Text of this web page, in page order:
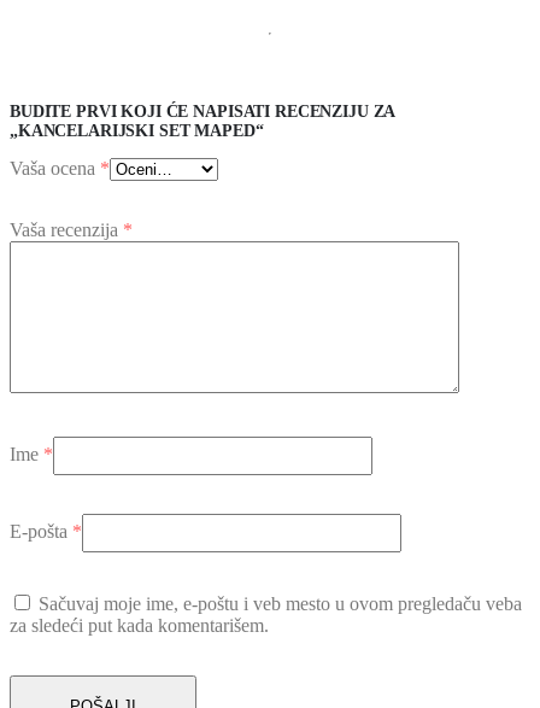
BUDITE PRVI KOJI ĆE NAPISATI RECENZIJU ZA
„KANCELARIJSKI SET MAPED“
Vaša ocena *
Vaša recenzija *
Ime *
E-pošta *
Sačuvaj moje ime, e-poštu i veb mesto u ovom pregledaču veba
za sledeći put kada komentarišem.